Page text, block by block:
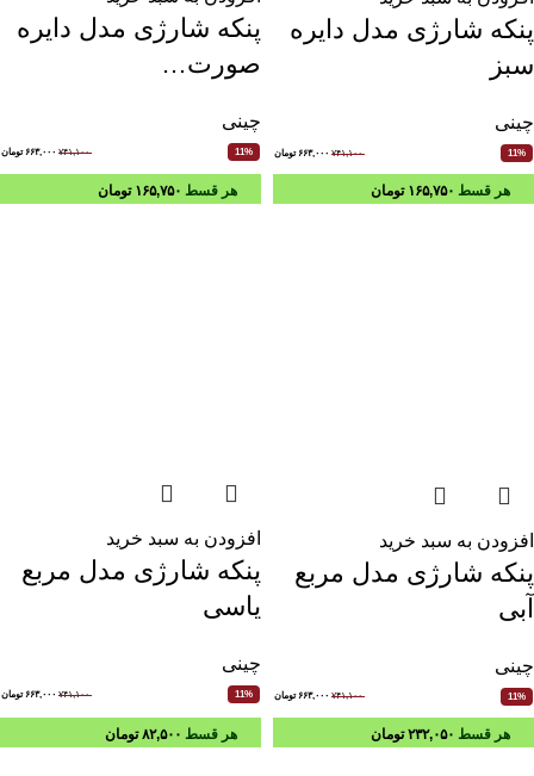
پنکه شارژی مدل دایره
سبز
چینی
11% ۷۴۱,۱۰۰ ۶۶۳,۰۰۰ تومان
پنکه شارژی مدل دایره
صورت…
چینی
11% ۷۴۱,۱۰۰ ۶۶۳,۰۰۰ تومان
هر قسط ۱۶۵,۷۵۰ تومان
افزودن به سبد خرید
پنکه شارژی مدل مربع
آبی
چینی
11% ۷۴۱,۱۰۰ ۶۶۳,۰۰۰ تومان
هر قسط ۱۶۵,۷۵۰ تومان
افزودن به سبد خرید
پنکه شارژی مدل مربع
یاسی
چینی
11% ۷۴۱,۱۰۰ ۶۶۳,۰۰۰ تومان
هر قسط ۲۳۲,۰۵۰ تومان هر قسط ۸۲,۵۰۰ تومان